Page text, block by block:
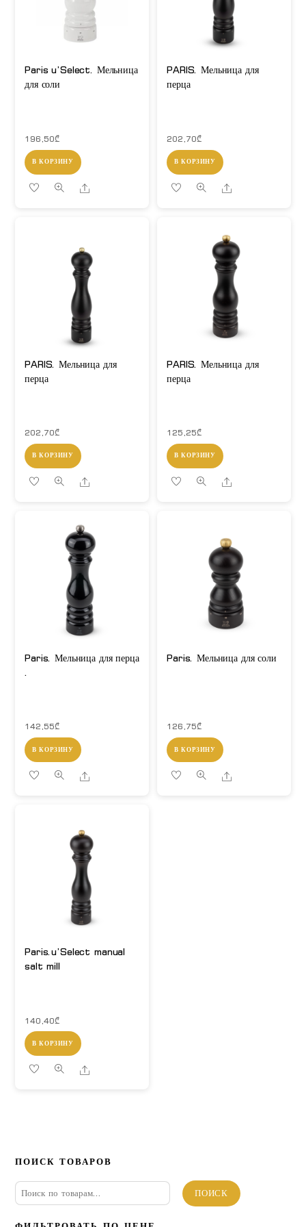
Paris u’Select. Мельница
для соли
196,50₾
В КОРЗИНУ
Share
PARIS. Мельница для
перца
202,70₾
В КОРЗИНУ
Share
PARIS. Мельница для
перца
202,70₾
В КОРЗИНУ
Share
PARIS. Мельница для
перца
125,25₾
В КОРЗИНУ
Share
Paris. Мельница для перца
.
142,55₾
В КОРЗИНУ
Share
Paris. Мельница для соли
126,75₾
В КОРЗИНУ
Share
Paris.u’Select manual
salt mill
140,40₾
В КОРЗИНУ
Share
ПОИСК ТОВАРОВ
Искать:
ПОИСК